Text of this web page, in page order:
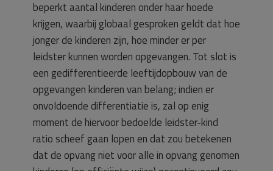
beperkt aantal kinderen onder haar hoede
krijgen, waarbij globaal gesproken geldt dat hoe
jonger de kinderen zijn, hoe minder er per
leidster kunnen worden opgevangen. Tot slot is
een gedifferentieerde leeftijdopbouw van de
opgevangen kinderen van belang; indien er
onvoldoende differentiatie is, zal op enig
moment de hiervoor bedoelde leidster-kind
ratio scheef gaan lopen en dat zou betekenen
dat de opvang niet voor alle in opvang genomen